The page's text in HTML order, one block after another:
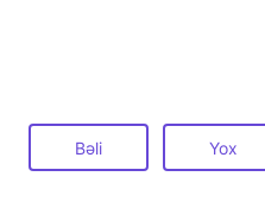
Bəli Yox